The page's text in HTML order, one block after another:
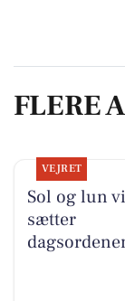
FLERE
VEJRET
Sol og lun
sætter